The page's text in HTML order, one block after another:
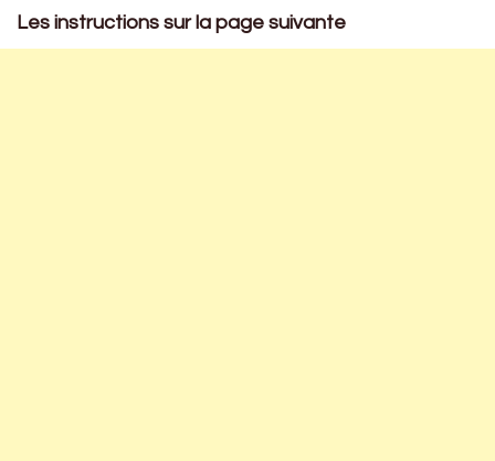
Les instructions sur la page suivante